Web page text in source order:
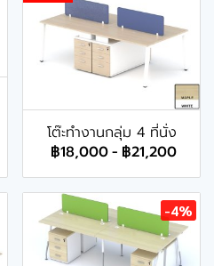
โต๊ะทำงานกลุ่ม 4 ที่นั่ง
฿18,000- ฿21,200
-4%